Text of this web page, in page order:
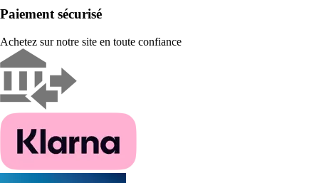
Paiement sécurisé
Achetez sur notre site en toute confiance